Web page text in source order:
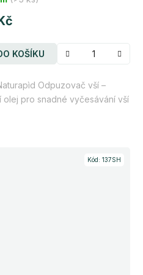
KOŠÍKU
Odpuzovač vší –
olej pro snadné vyčesávání vší
Kód: 137SH